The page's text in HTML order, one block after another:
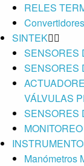
RELES
SINTEK
SENSORES
SENSORES
VÁLVULAS
SENSORES
Manómetros